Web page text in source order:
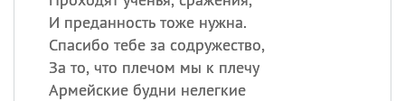
И преданность тоже нужна.
Спасибо тебе за содружество,
За то, что плечом мы к плечу
Армейские будни нелегкие